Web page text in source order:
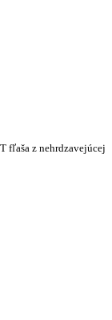
fľaša z nehrdzavejúcej